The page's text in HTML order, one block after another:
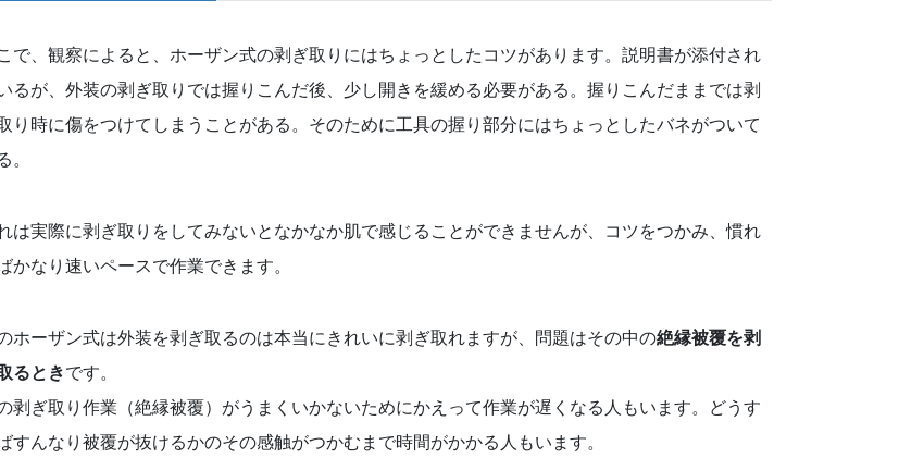
で、観察によると、ホーザン式の剥ぎ取りにはちょっとしたコツがあります。説明書が添付され
るが、外装の剥ぎ取りでは握りこんだ後、少し開きを緩める必要がある。握りこんだままでは剥
り時に傷をつけてしまうことがある。そのために工具の握り部分にはちょっとしたバネがついて
。
は実際に剥ぎ取りをしてみないとなかなか肌で感じることができませんが、コツをつかみ、慣れ
かなり速いペースで作業できます。
ホーザン式は外装を剥ぎ取るのは本当にきれいに剥ぎ取れますが、問題はその中の絶縁被覆を剥
るときです。
剥ぎ取り作業（絶縁被覆）がうまくいかないためにかえって作業が遅くなる人もいます。どうす
すんなり被覆が抜けるかのその感触がつかむまで時間がかかる人もいます。